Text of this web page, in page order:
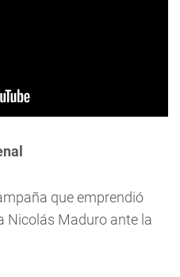
que emprendió
Nicolás Maduro ante la